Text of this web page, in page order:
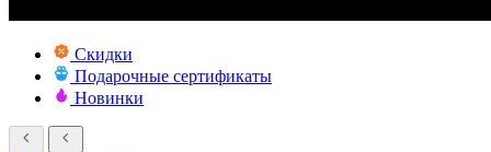
Скидки
Подарочные сертификаты
Новинки